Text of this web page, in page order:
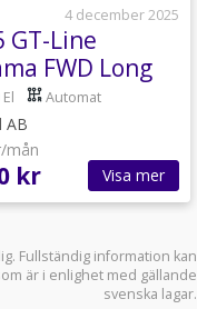
4 december 2025
GT-Line
FWD Long
El Automat
AB
mån
kr Visa mer
Fullständig information kan
är i enlighet med gällande
svenska lagar.